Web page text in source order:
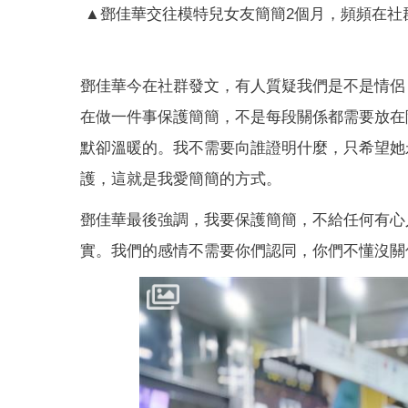
▲鄧佳華交往模特兒女友簡簡2個月，頻頻在
鄧佳華今在社群發文，有人質疑我們是不是情
在做一件事保護簡簡，不是每段關係都需要放
默卻溫暖的。我不需要向誰證明什麼，只希望
護，這就是我愛簡簡的方式。
鄧佳華最後強調，我要保護簡簡，不給任何有
實。我們的感情不需要你們認同，你們不懂沒